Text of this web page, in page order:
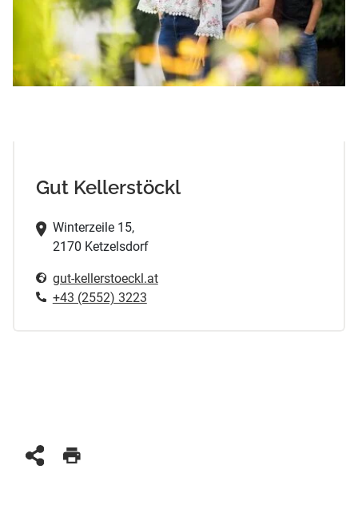
Gut Kellerstöckl
Winterzeile 15,
2170 Ketzelsdorf
gut-kellerstoeckl.at
+43 (2552) 3223